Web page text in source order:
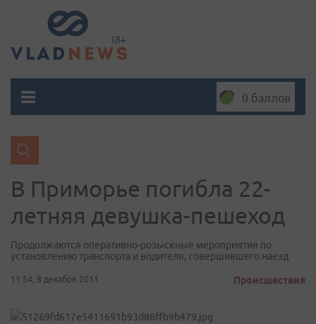
0 баллов
В Приморье погибла 22-
летняя девушка-пешеход
Продолжаются оперативно-розыскные мероприятия по
установлению транспорта и водителя, совершившего наезд
11:54, 8 декабря 2011 Происшествия